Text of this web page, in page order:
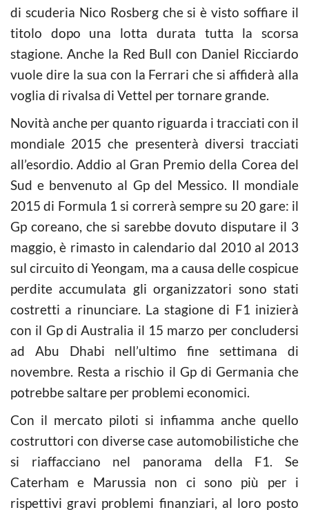
di scuderia Nico Rosberg che si è visto soffiare il
titolo dopo una lotta durata tutta la scorsa
stagione. Anche la Red Bull con Daniel Ricciardo
vuole dire la sua con la Ferrari che si affiderà alla
voglia di rivalsa di Vettel per tornare grande.
Novità anche per quanto riguarda i tracciati con il
mondiale 2015 che presenterà diversi tracciati
all’esordio. Addio al Gran Premio della Corea del
Sud e benvenuto al Gp del Messico. Il mondiale
2015 di Formula 1 si correrà sempre su 20 gare: il
Gp coreano, che si sarebbe dovuto disputare il 3
maggio, è rimasto in calendario dal 2010 al 2013
sul circuito di Yeongam, ma a causa delle cospicue
perdite accumulata gli organizzatori sono stati
costretti a rinunciare. La stagione di F1 inizierà
con il Gp di Australia il 15 marzo per concludersi
ad Abu Dhabi nell’ultimo fine settimana di
novembre. Resta a rischio il Gp di Germania che
potrebbe saltare per problemi economici.
Con il mercato piloti si infiamma anche quello
costruttori con diverse case automobilistiche che
si riaffacciano nel panorama della F1. Se
Caterham e Marussia non ci sono più per i
rispettivi gravi problemi finanziari, al loro posto